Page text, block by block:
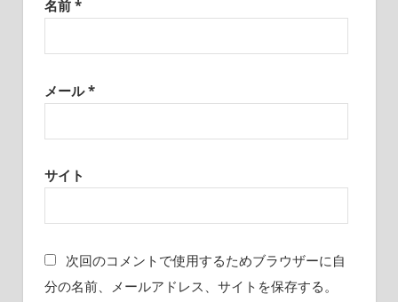
名前 *
メール*
サイト
次回のコメントで使用するためブラウザーに自
分の名前、メールアドレス、サイトを保存する。